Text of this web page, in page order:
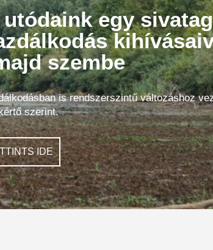
egy
szembe
is rendszerszintű változáshoz
szerint.
IDE